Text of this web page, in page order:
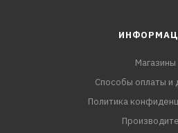
Магазины
Способы оплаты и
Политика